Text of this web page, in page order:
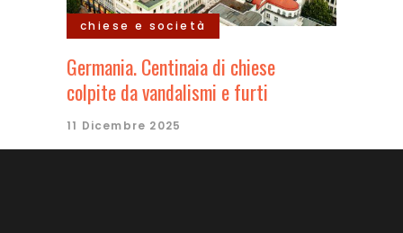
chiese e società
Germania. Centinaia di chiese
colpite da vandalismi e furti
11 Dicembre 2025